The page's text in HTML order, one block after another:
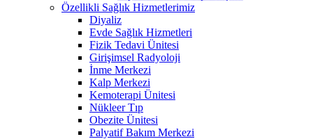
Özellikli Sağlık Hizmetlerimiz
Diyaliz
Evde Sağlık Hizmetleri
Fizik Tedavi Ünitesi
Girişimsel Radyoloji
İnme Merkezi
Kalp Merkezi
Kemoterapi Ünitesi
Nükleer Tıp
Obezite Ünitesi
Palyatif Bakım Merkezi